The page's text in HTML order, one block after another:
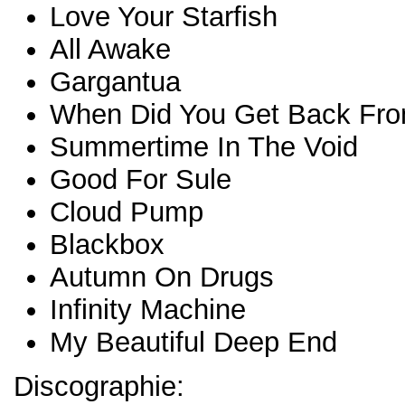
Love Your Starfish
All Awake
Gargantua
When Did You Get Back
Summertime In The Void
Good For Sule
Cloud Pump
Blackbox
Autumn On Drugs
Infinity Machine
My Beautiful Deep End
Discographie: